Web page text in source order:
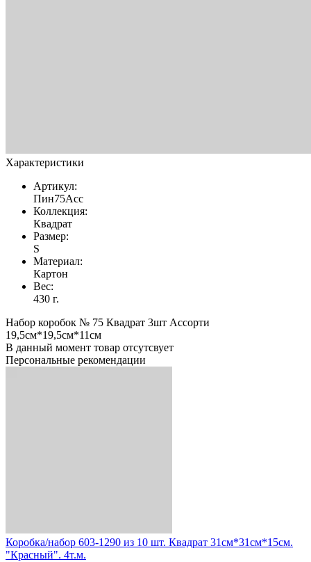
Характеристики
Артикул:
Пин75Асс
Коллекция:
Квадрат
Размер:
S
Материал:
Картон
Вес:
430 г.
Набор коробок № 75 Квадрат 3шт Ассорти
19,5см*19,5см*11см
В данный момент товар отсутсвует
Персональные рекомендации
Коробка/набор 603-1290 из 10 шт. Квадрат 31см*31см*15см.
"Красный". 4т.м.